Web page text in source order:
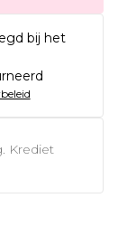
bij het
Krediet